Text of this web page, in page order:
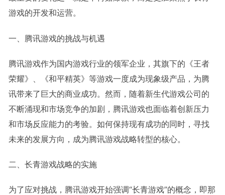
游戏的开发和运营。
一、腾讯游戏的挑战与机遇
腾讯游戏作为国内游戏行业的领军企业，其旗下的《王者
荣耀》、《和平精英》等游戏一度成为现象级产品，为腾
讯带来了巨大的商业成功。然而，随着新生代游戏公司的
不断涌现和市场竞争的加剧，腾讯游戏也面临着创新压力
和市场反应能力的考验。如何保持现有成功的同时，寻找
未来的发展方向，成为腾讯游戏战略转型的核心。
二、长青游戏战略的实施
为了应对挑战，腾讯游戏开始强调“长青游戏”的概念，即那